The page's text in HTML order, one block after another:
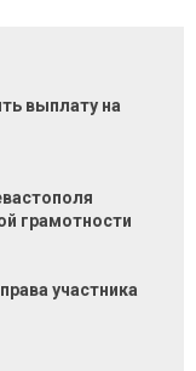
выплату на
грамотности
участника